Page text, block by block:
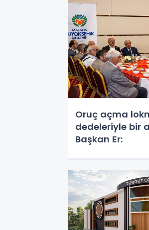
Oruç açma
dedeleriyle bir
Başkan Er: